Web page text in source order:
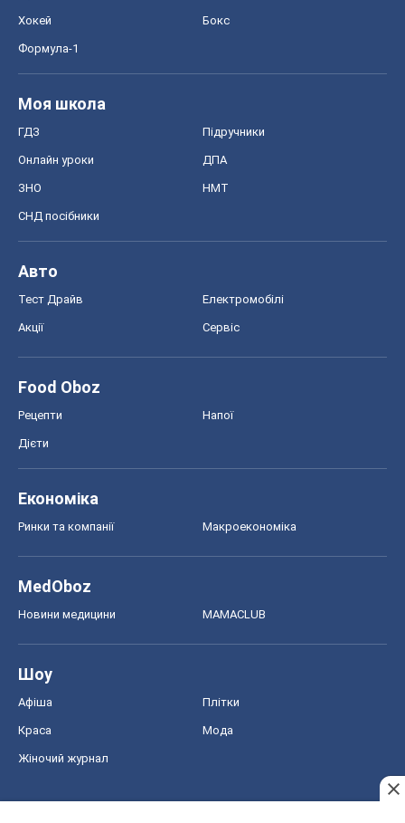
Хокей Бокс
Формула-1
Моя школа
ГДЗ Підручники
Онлайн уроки ДПА
ЗНО НМТ
СНД посібники
Авто
Тест Драйв Електромобілі
Акції Сервіс
Food Oboz
Рецепти Напої
Дієти
Економіка
Ринки та компанії Макроекономіка
MedOboz
Новини медицини MAMACLUB
Шоу
Афіша Плітки
Краса Мода
Жіночий журнал